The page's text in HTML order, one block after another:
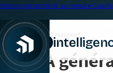
Votre programme IA sur mesure·
← Blog
IA en entreprise• 21 min read
POC IA